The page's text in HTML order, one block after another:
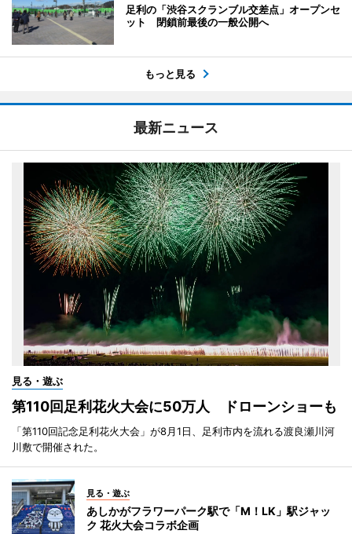
足利の「渋谷スクランブル交差点」オープンセ
ット 閉鎖前最後の一般公開へ
もっと見る
最新ニュース
見る・遊ぶ
第110回足利花火大会に50万人 ドローンショーも
「第110回記念足利花火大会」が8月1日、足利市内を流れる渡良瀬川河
川敷で開催された。
見る・遊ぶ
あしかがフラワーパーク駅で「M！LK」駅ジャッ
ク 花火大会コラボ企画